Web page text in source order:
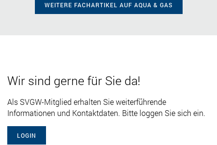
WEITERE FACHARTIKEL AUF AQUA & GAS
Wir sind gerne für Sie da!
Als SVGW-Mitglied erhalten Sie weiterführende
Informationen und Kontaktdaten. Bitte loggen Sie sich ein.
LOGIN